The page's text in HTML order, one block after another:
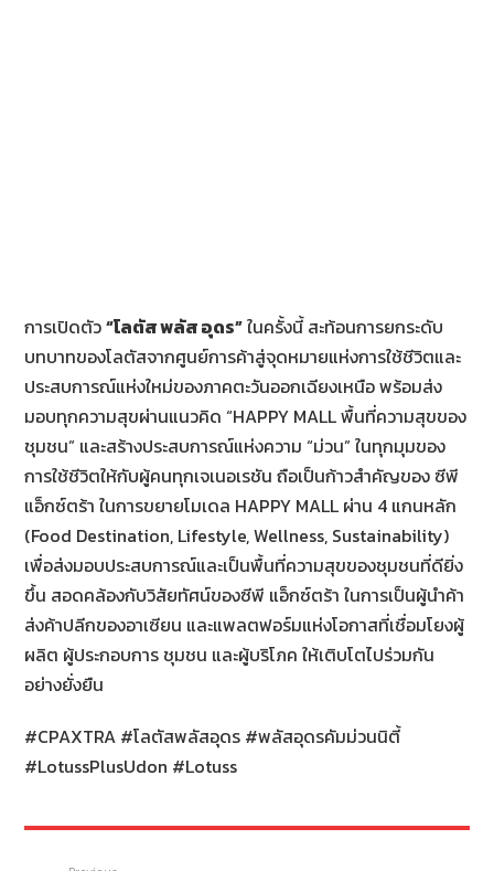
การเปิดตัว“โลตัส พลัส อุดร”ในครั้งนี้ สะท้อนการยกระดับ
บทบาทของโลตัสจากศูนย์การค้าสู่จุดหมายแห่งการใช้ชีวิตและ
ประสบการณ์แห่งใหม่ของภาคตะวันออกเฉียงเหนือ พร้อมส่ง
มอบทุกความสุขผ่านแนวคิด “HAPPY MALL พื้นที่ความสุขของ
ชุมชน” และสร้างประสบการณ์แห่งความ “ม่วน” ในทุกมุมของ
การใช้ชีวิตให้กับผู้คนทุกเจเนอเรชัน ถือเป็นก้าวสำคัญของ ซีพี
แอ็กซ์ตร้า ในการขยายโมเดล HAPPY MALL ผ่าน 4 แกนหลัก
(Food Destination, Lifestyle, Wellness, Sustainability)
เพื่อส่งมอบประสบการณ์และเป็นพื้นที่ความสุขของชุมชนที่ดียิ่ง
ขึ้น สอดคล้องกับวิสัยทัศน์ของซีพี แอ็กซ์ตร้า ในการเป็นผู้นำค้า
ส่งค้าปลีกของอาเซียน และแพลตฟอร์มแห่งโอกาสที่เชื่อมโยงผู้
ผลิต ผู้ประกอบการ ชุมชน และผู้บริโภค ให้เติบโตไปร่วมกัน
อย่างยั่งยืน
#CPAXTRA #โลตัสพลัสอุดร #พลัสอุดรคัมม่วนนิตี้
#LotussPlusUdon #Lotuss